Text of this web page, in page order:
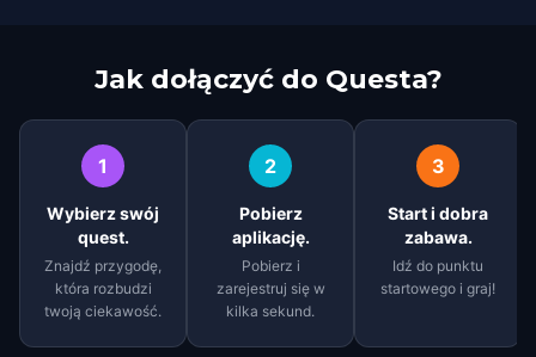
Jak dołączyć do Questa?
1
Wybierz swój
quest.
Znajdź przygodę,
która rozbudzi
twoją ciekawość.
2
Pobierz
aplikację.
Pobierz i
zarejestruj się w
kilka sekund.
3
Start i dobra
zabawa.
Idź do punktu
startowego i graj!